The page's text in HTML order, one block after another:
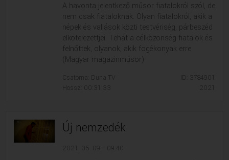
A havonta jelentkező műsor fiatalokról szól, de
nem csak fiataloknak. Olyan fiatalokról, akik a
népek és vallások közti testvériség, párbeszéd
elkötelezettjei. Tehát a célközönség fiatalok és
felnőttek, olyanok, akik fogékonyak erre.
(Magyar magazinműsor)
Csatorna: Duna TV
Hossz: 00:31:33
ID: 3784901
Új nemzedék
2021. 05. 09. - 09:40